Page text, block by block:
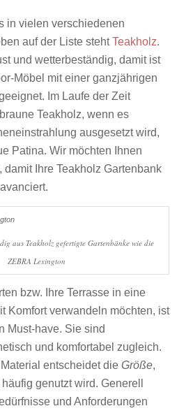
in vielen verschiedenen
auf der Liste stehtTeakholz.
und wetterbeständig, damit ist
Möbel mit einer ganzjährigen
Im Laufe der Zeit
Teakholz, wenn es
ausgesetzt wird,
Patina. Wir möchten Ihnen
Ihre Teakholz Gartenbank
aus Teakholz gefertigte Gartenbänke wie die
ZEBRA Lexington
bzw. Ihre Terrasse in eine
Komfort verwandeln möchten, ist
Must-have. Sie sind
und komfortabel zugleich.
entscheidet die Größe,
genutzt wird. Generell
und Anforderungen